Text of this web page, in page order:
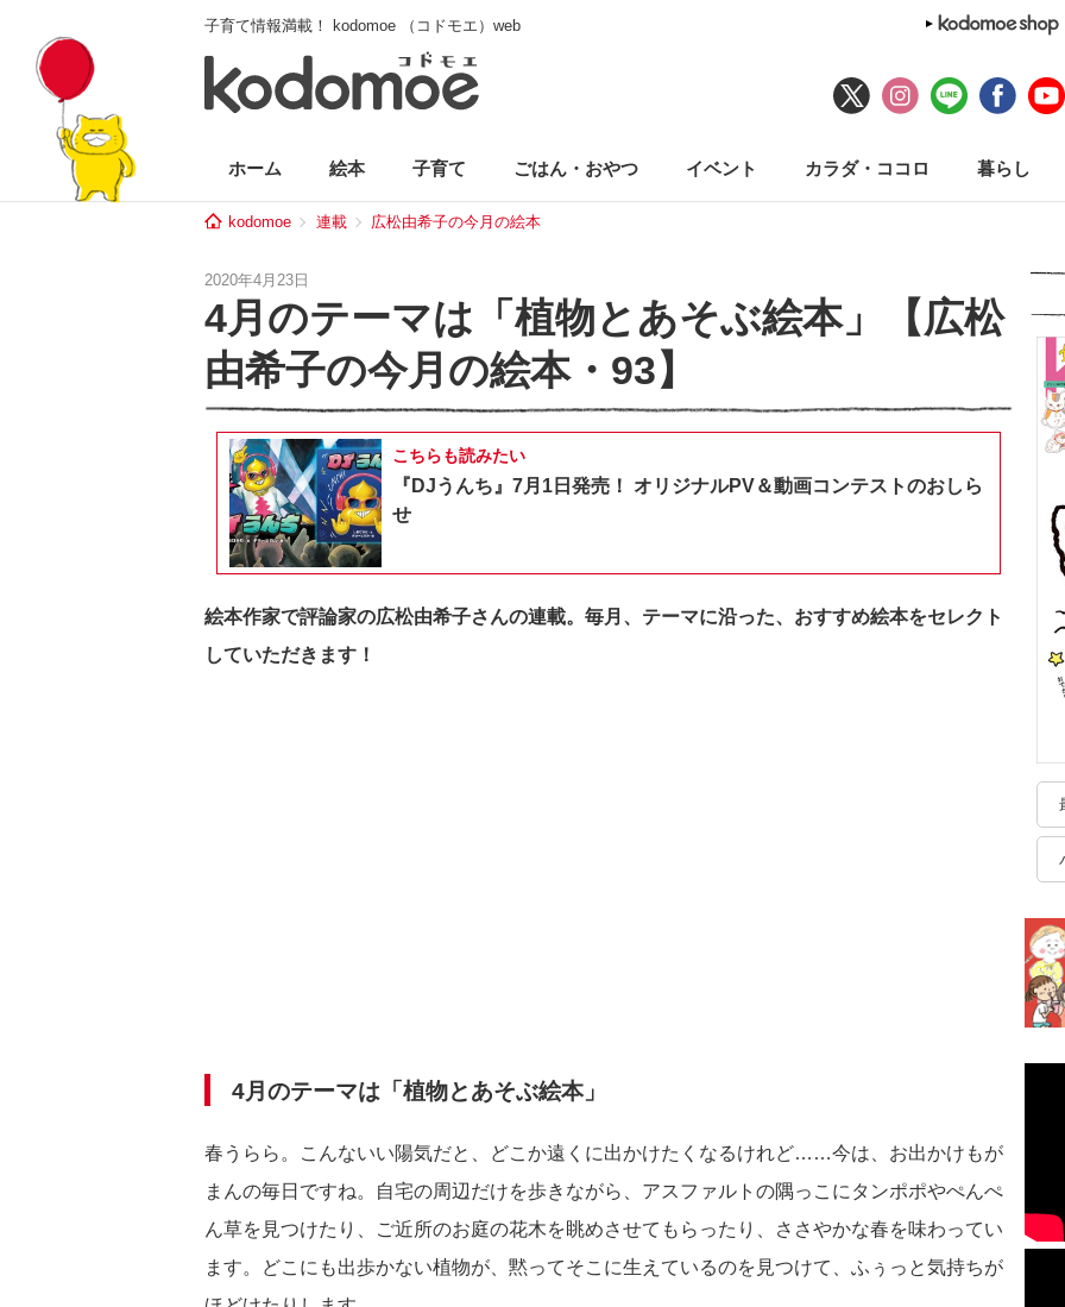
子育て情報満載！ kodomoe （コドモエ）web
ホーム 絵本 子育て ごはん・おやつ イベント カラダ・ココロ 暮らし
kodomoe 連載 広松由希子の今月の絵本
2020年4月23日
4月のテーマは「植物とあそぶ絵本」【広松
由希子の今月の絵本・93】
こちらも読みたい
『DJうんち』7月1日発売！ オリジナルPV＆動画コンテストのおしら
せ
絵本作家で評論家の広松由希子さんの連載。毎月、テーマに沿った、おすすめ絵本をセレクト
していただきます！
4月のテーマは「植物とあそぶ絵本」
春うらら。こんないい陽気だと、どこか遠くに出かけたくなるけれど……今は、お出かけもが
まんの毎日ですね。自宅の周辺だけを歩きながら、アスファルトの隅っこにタンポポやぺんぺ
ん草を見つけたり、ご近所のお庭の花木を眺めさせてもらったり、ささやかな春を味わってい
ます。どこにも出歩かない植物が、黙ってそこに生えているのを見つけて、ふぅっと気持ちが